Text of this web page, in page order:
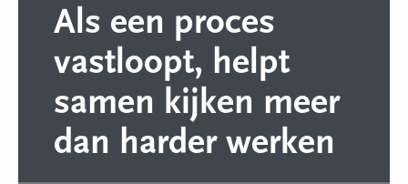
Als een proces
vastloopt, helpt
samen kijken meer
dan harder werken